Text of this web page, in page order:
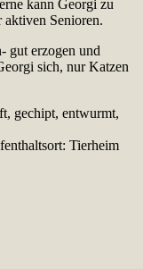
kann Georgi zu
Senioren.
gut erzogen und
sich, nur Katzen
gechipt, entwurmt,
Tierheim